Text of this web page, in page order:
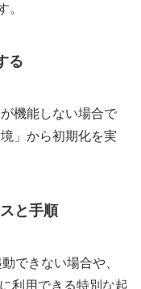
。
る
機能しない場合で
」から初期化を実
と手順
できない場合や、
利用できる特別な起